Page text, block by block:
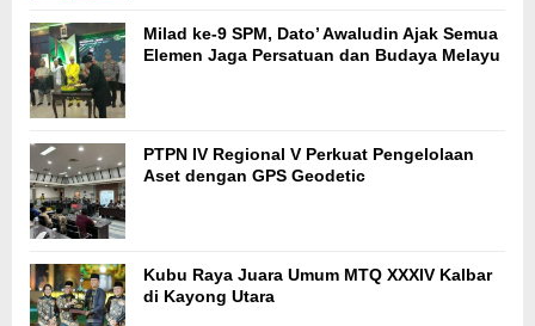
Milad ke-9 SPM, Dato’ Awaludin Ajak Semua
Elemen Jaga Persatuan dan Budaya Melayu
PTPN IV Regional V Perkuat Pengelolaan
Aset dengan GPS Geodetic
Kubu Raya Juara Umum MTQ XXXIV Kalbar
di Kayong Utara